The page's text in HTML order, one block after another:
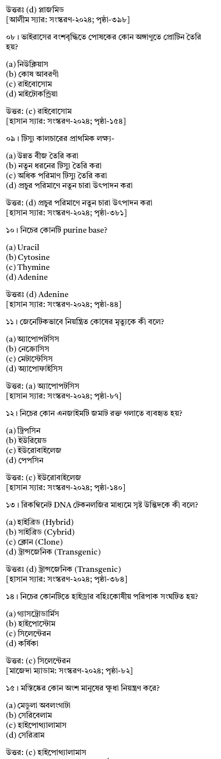
উত্তরঃ (d) প্লাজমিড
[আলীম স্যার: সংস্করণ-২০২৪; পৃষ্ঠা-৩৯৮]
০৮। ভাইরাসের বংশবৃদ্ধিতে পোষকের কোন অঙ্গাণুতে প্রোটিন তৈরি
হয়?
(a) নিউক্লিয়াস
(b) কোষ আবরণী
(c) রাইবোসোম
(d) মাইটোকন্ড্রিয়া
উত্তর: (c) রাইবোসোম
[হাসান স্যার: সংস্করণ-২০২৪; পৃষ্ঠা-১৫৪]
০৯। টিস্যু কালচারের প্রাথমিক লক্ষ্য-
(a) উন্নত বীজ তৈরি করা
(b) নতুন ধরনের টিস্যু তৈরি করা
(c) অধিক পরিমাণ টিস্যু তৈরি করা
(d) প্রচুর পরিমাণে নতুন চারা উৎপাদন করা
উত্তর: (d) প্রচুর পরিমাণে নতুন চারা উৎপাদন করা
[হাসান স্যার: সংস্করণ-২০২৪; পৃষ্ঠা-৩৮১]
১০। নিচের কোনটি purine base?
(a) Uracil
(b) Cytosine
(c) Thymine
(d) Adenine
উত্তরঃ (d) Adenine
[হাসান স্যার: সংস্করণ-২০২৪; পৃষ্ঠা-৪৪]
১১। জেনেটিকভাবে নিয়ন্ত্রিত কোষের মৃত্যুকে কী বলে?
(a) অ্যাপোপটসিস
(b) নেক্রোসিস
(c) মেটাস্টেসিস
(d) অ্যাপোফাইসিস
উত্তর: (a) অ্যাপোপটসিস
[হাসান স্যার: সংস্করণ-২০২৪; পৃষ্ঠা-৮৭]
১২। নিচের কোন এনজাইমটি জমাট রক্ত গলাতে ব্যবহৃত হয়?
(a) ট্রিপসিন
(b) ইউরিয়েড
(c) ইউরোবাইলেজ
(d) পেপসিন
উত্তর: (c) ইউরোবাইলেজ
[হাসান স্যার: সংস্করণ-২০২৪; পৃষ্ঠা-১৪০]
১৩। রিকম্বিনেট DNA টেকনলজির মাধ্যমে সৃষ্ট উদ্ভিদকে কী বলে?
(a) হাইব্রিড (Hybrid)
(b) সাইব্রিড (Cybrid)
(c) ক্লোন (Clone)
(d) ট্রান্সজেনিক (Transgenic)
উত্তরঃ (d) ট্রান্সজেনিক (Transgenic)
[হাসান স্যার: সংস্করণ-২০২৪; পৃষ্ঠা-৩৮৪]
১৪। নিচের কোনটিতে হাইড্রার বহিঃকোষীয় পরিপাক সংঘটিত হয়?
(a) গ্যাসট্রোডার্মিস
(b) হাইপোস্টোম
(c) সিলেন্টেরন
(d) কর্ষিকা
উত্তর: (c) সিলেন্টেরন
[মাজেদা ম্যাডাম: সংস্করণ-২০২৪; পৃষ্ঠা-৮২]
১৫। মস্তিষ্কের কোন অংশ মানুষের ক্ষুধা নিয়ন্ত্রণ করে?
(a) মেডুলা অবলংগাটা
(b) সেরিবেলাম
(c) হাইপোথ্যালামাস
(d) সেরিব্রাম
উত্তর: (c) হাইপোথ্যালামাস